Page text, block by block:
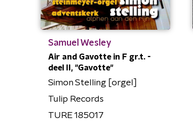
Samuel Wesley
Air and Gavotte in F gr.t. -
deel II, "Gavotte"
Simon Stelling [orgel]
Tulip Records
TURE 185017